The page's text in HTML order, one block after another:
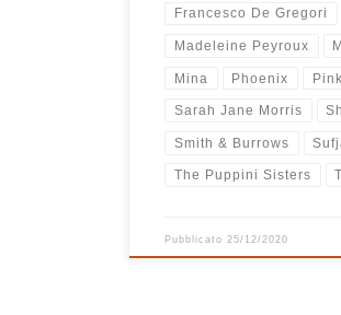
Francesco De Gregori
Madeleine Peyroux
Mina Phoenix
Sarah Jane Morris
Smith & Burrows
The Puppini Sisters
Pubblicato 25/12/2020